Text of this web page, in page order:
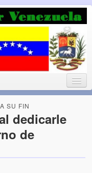
ha caido a esta tierra
SU FIN
dedicarle
de